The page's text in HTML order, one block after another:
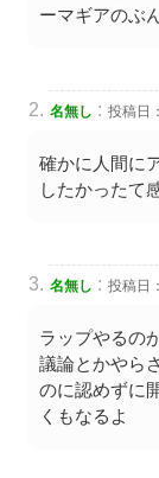
ーマギアのぶ
名無し : 投稿日
確かに人間に
したかったて
名無し : 投稿日
ラップやるの
議論とかやら
のに認めずに
くもなるよ